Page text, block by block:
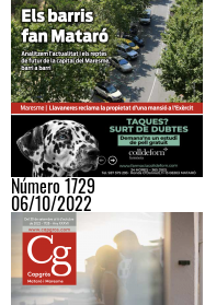
Número 1729
06/10/2022